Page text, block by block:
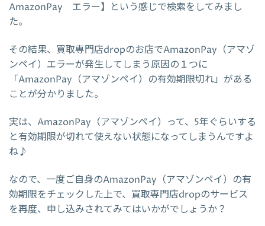
AmazonPay エラー】という感じで検索をしてみまし
た。
その結果、買取専門店dropのお店でAmazonPay（アマゾ
ンペイ）エラーが発生してしまう原因の１つに
「AmazonPay（アマゾンペイ）の有効期限切れ」がある
ことが分かりました。
実は、AmazonPay（アマゾンペイ）って、5年ぐらいする
と有効期限が切れて使えない状態になってしまうんですよ
ね♪
なので、一度ご自身のAmazonPay（アマゾンペイ）の有
効期限をチェックした上で、買取専門店dropのサービス
を再度、申し込みされてみてはいかがでしょうか？